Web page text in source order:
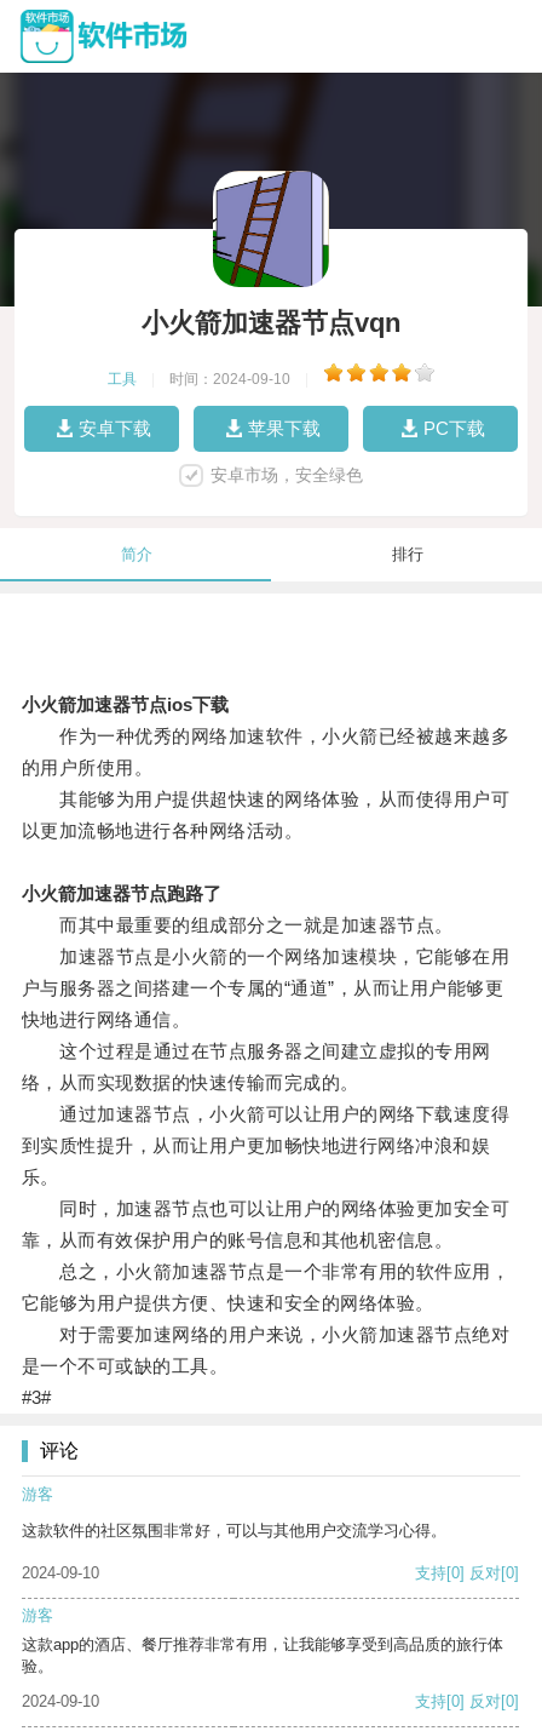
小火箭加速器节点vqn
工具 时间：2024-09-10
安卓下载 苹果下载 PC下载
安卓市场，安全绿色
简介 排行
小火箭加速器节点ios下载
作为一种优秀的网络加速软件，小火箭已经被越来越多
的用户所使用。
其能够为用户提供超快速的网络体验，从而使得用户可
以更加流畅地进行各种网络活动。
小火箭加速器节点跑路了
而其中最重要的组成部分之一就是加速器节点。
加速器节点是小火箭的一个网络加速模块，它能够在用
户与服务器之间搭建一个专属的“通道”，从而让用户能够更
快地进行网络通信。
这个过程是通过在节点服务器之间建立虚拟的专用网
络，从而实现数据的快速传输而完成的。
通过加速器节点，小火箭可以让用户的网络下载速度得
到实质性提升，从而让用户更加畅快地进行网络冲浪和娱
乐。
同时，加速器节点也可以让用户的网络体验更加安全可
靠，从而有效保护用户的账号信息和其他机密信息。
总之，小火箭加速器节点是一个非常有用的软件应用，
它能够为用户提供方便、快速和安全的网络体验。
对于需要加速网络的用户来说，小火箭加速器节点绝对
是一个不可或缺的工具。
#3#
评论
游客
这款软件的社区氛围非常好，可以与其他用户交流学习心得。
2024-09-10 支持[0] 反对[0]
游客
这款app的酒店、餐厅推荐非常有用，让我能够享受到高品质的旅行体
验。
2024-09-10
支持[0] 反对[0]